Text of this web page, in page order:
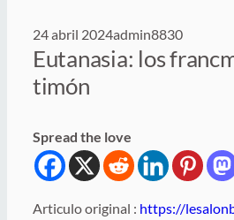
24 abril 2024admin8830
Eutanasia: los
timón
Spread the love
Articulo original : https://